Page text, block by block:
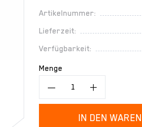
Artikelnummer:
Lieferzeit:
Verfügbarkeit:
Menge
IN DEN